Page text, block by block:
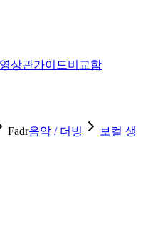
영상관가이드비교함
Fadr음악 / 더빙
보컬 생